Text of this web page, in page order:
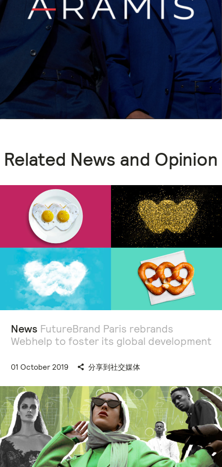
Related News and Opinion
News FutureBrand Paris rebrands
Webhelp to foster its global development
01 October 2019 分享到社交媒体